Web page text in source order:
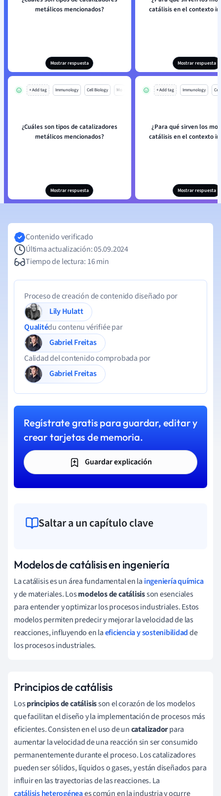
metálicos mencionados?
Mostrar respuesta
catálisis en el contexto
Mostrar respuesta
+ Add tag Immunology Cell Biology Mo
¿Cuáles son tipos de catalizadores
metálicos mencionados?
Mostrar respuesta
+ Add tag Immunology
¿Para qué sirven los
catálisis en el contexto
Mostrar respuesta
Contenido verificado
Última actualización: 05.09.2024
Tiempo de lectura: 16 min
Proceso de creación de contenido diseñado por
Lily Hulatt
Qualitédu contenu vérifiée par
Gabriel Freitas
Calidad del contenido comprobada por
Gabriel Freitas
Regístrate gratis para guardar, editar y
crear tarjetas de memoria.
Guardar explicación
Saltar a un capítulo clave
Modelos de catálisis en ingeniería
La catálisis es un área fundamental en la ingeniería química
y de materiales. Losmodelos de catálisisson esenciales
para entender y optimizar los procesos industriales. Estos
modelos permiten predecir y mejorar la velocidad de las
reacciones, influyendo en laeficiencia y sostenibilidadde
los procesos industriales.
Principios de catálisis
Losprincipios de catálisisson el corazón de los modelos
que facilitan el diseño y la implementación de procesos más
eficientes. Consisten en el uso de uncatalizadorpara
aumentar la velocidad de una reacción sin ser consumido
permanentemente durante el proceso. Los catalizadores
pueden ser sólidos, líquidos o gases, y están diseñados para
influir en las trayectorias de las reacciones. La
catálisis heterogéneaes común en la industria y ocurre